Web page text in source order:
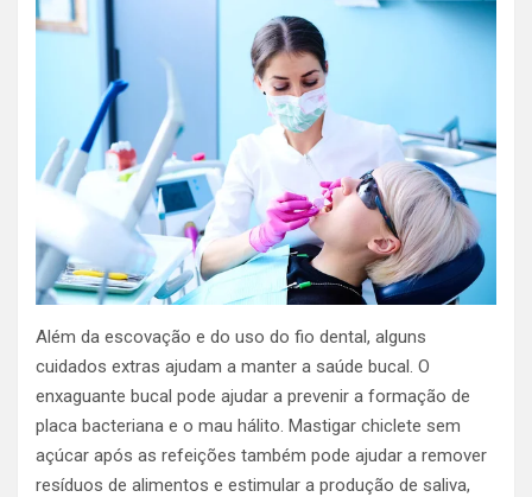
Além da escovação e do uso do fio dental, alguns
cuidados extras ajudam a manter a saúde bucal. O
enxaguante bucal pode ajudar a prevenir a formação de
placa bacteriana e o mau hálito. Mastigar chiclete sem
açúcar após as refeições também pode ajudar a remover
resíduos de alimentos e estimular a produção de saliva,